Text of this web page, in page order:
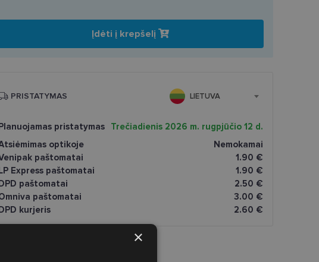
Įdėti į krepšelį
PRISTATYMAS LIETUVA
pristatymas
Trečiadienis 2026 m. rugpjūčio 12 d.
optikoje
Nemokamai
paštomatai
1.90 €
Express paštomatai
1.90 €
paštomatai
2.50 €
paštomatai
3.00 €
kurjeris
2.60 €
×